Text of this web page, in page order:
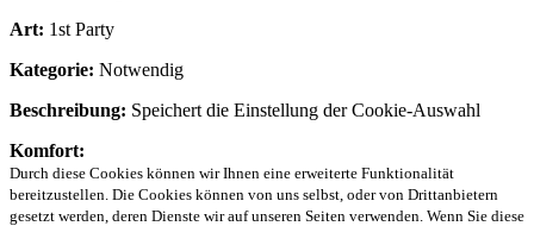
Art: 1st Party
Kategorie: Notwendig
Beschreibung: Speichert die Einstellung der Cookie-Auswahl
Komfort:
Durch diese Cookies können wir Ihnen eine erweiterte Funktionalität
bereitzustellen. Die Cookies können von uns selbst, oder von Drittanbietern
gesetzt werden, deren Dienste wir auf unseren Seiten verwenden. Wenn Sie diese